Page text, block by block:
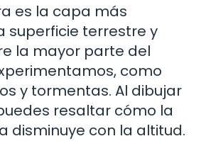
es la capa más
superficie terrestre y
la mayor parte del
como
y tormentas. Al dibujar
resaltar cómo la
disminuye con la altitud.